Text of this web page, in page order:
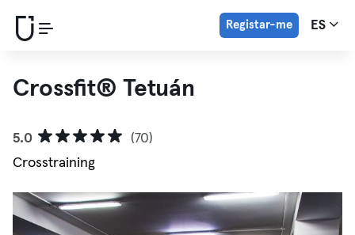
Registar-me ES
Crossfit® Tetuán
5.0
(70)
Crosstraining